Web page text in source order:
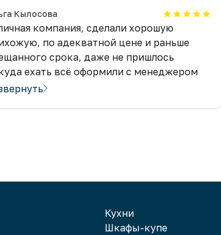
Кылосова
компания, сделали хорошую
по адекватной цене и раньше
срока, даже не пришлось
ехать всё оформили с менеджером
считаю это супер удобно!
наши услуги. Действительно,
для наших клиентов. Без лишней
времени с отличным качеством!
Кухни
Шкафы-купе